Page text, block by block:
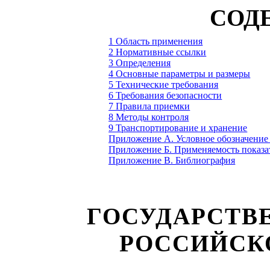
1 Область применения
2 Нормативные ссылки
3 Определения
4 Основные параметры и размеры
5 Технические требования
6 Требования безопасности
7 Правила приемки
8 Методы контроля
9 Транспортирование и хранение
Приложение А. Условное обозначение
Приложение Б. Применяемость
Приложение В. Библиография